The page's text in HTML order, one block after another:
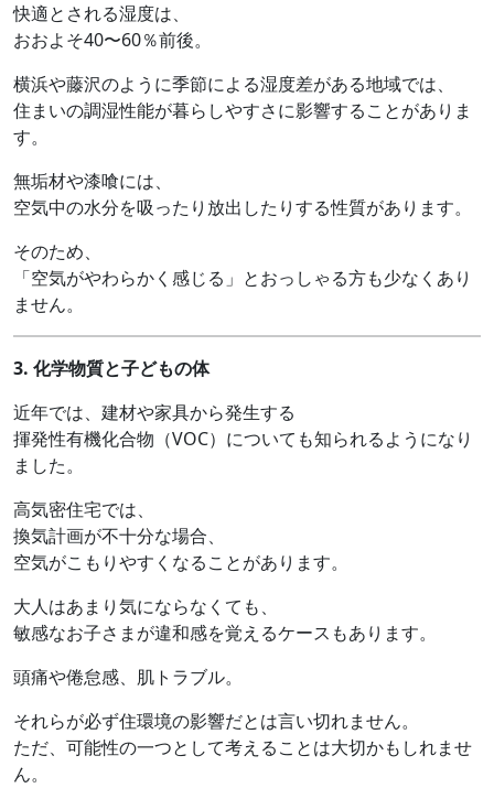
快適とされる湿度は、
おおよそ40〜60％前後。
横浜や藤沢のように季節による湿度差がある地域では、
住まいの調湿性能が暮らしやすさに影響することがありま
す。
無垢材や漆喰には、
空気中の水分を吸ったり放出したりする性質があります。
そのため、
「空気がやわらかく感じる」とおっしゃる方も少なくあり
ません。
3. 化学物質と子どもの体
近年では、建材や家具から発生する
揮発性有機化合物（VOC）についても知られるようになり
ました。
高気密住宅では、
換気計画が不十分な場合、
空気がこもりやすくなることがあります。
大人はあまり気にならなくても、
敏感なお子さまが違和感を覚えるケースもあります。
頭痛や倦怠感、肌トラブル。
それらが必ず住環境の影響だとは言い切れません。
ただ、可能性の一つとして考えることは大切かもしれませ
ん。